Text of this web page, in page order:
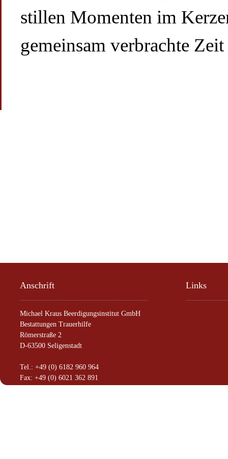
stillen Momenten im
gemeinsam verbrachte
Anschrift
Michael Kraus Beerdigungsinstitut GmbH
Bestattungen Trauerhilfe
Römerstraße 2
D-63500 Seligenstadt
Tel.: +49 (0) 6182 960 964
Fax: +49 (0) 6021 362 891
Links